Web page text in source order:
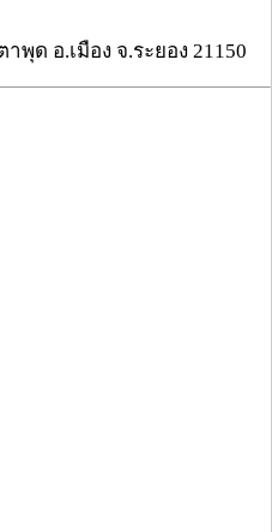
พุด อ.เมือง จ.ระยอง 21150